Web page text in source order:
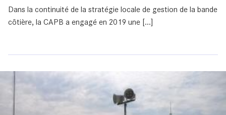
Dans la continuité de la stratégie locale de gestion de la bande
côtière, la CAPB a engagé en 2019 une [...]